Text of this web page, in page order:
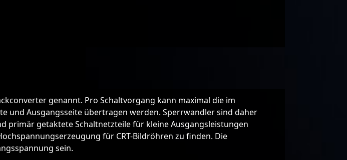
genannt. Pro Schaltvorgang kann maximal die im
und Ausgangsseite übertragen werden. Sperrwandler sind daher
primär getaktete Schaltnetzteile für kleine Ausgangsleistungen
für CRT-Bildröhren zu finden. Die
sein.